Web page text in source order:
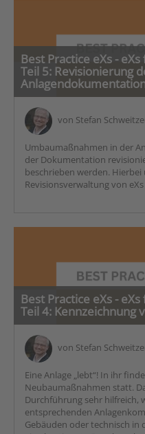
Best Practice eXs -
Teil 5: Revisionierung
von Stefan
Umbaumaßnahmen in der
der Dokumentation
beschrieben werden.
Revisionsverwaltung von
Best Practice eXs -
Teil 4: Kennzeichnung
von Stefan
Eine Anlage „lebt“! In ihr
Neubaumaßnahmen statt.
Durchführung sehr hilfreich,
entsprechenden
Gebäuden oder technisch in